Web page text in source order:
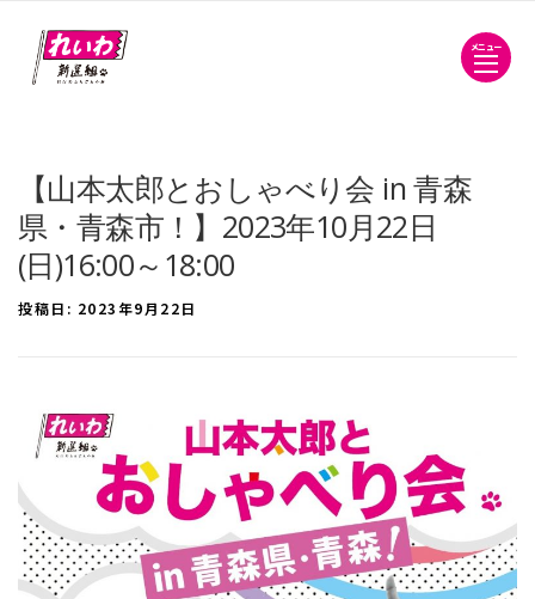
メニュー
【山本太郎とおしゃべり会 in 青森
県・青森市！】2023年10月22日
(日)16:00～18:00
投稿日: 2023年9月22日